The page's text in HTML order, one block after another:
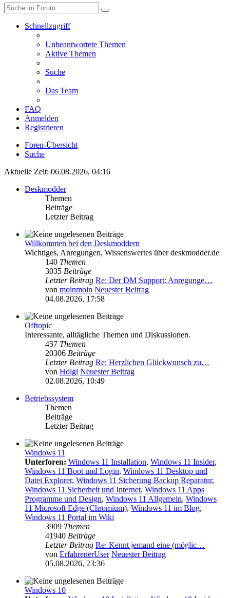
Schnellzugriff
Unbeantwortete Themen
Aktive Themen
Suche
Das Team
FAQ
Anmelden
Registrieren
Foren-Übersicht
Suche
Aktuelle Zeit: 06.08.2026, 04:16
Deskmodder
Themen
Beiträge
Letzter Beitrag
Willkommen bei den Deskmoddern
Wichtiges, Anregungen, Wissenswertes über deskmodder.de
140 Themen
3035 Beiträge
Letzter Beitrag Re: Der DM Support: Anregunge…
von moinmoin Neuester Beitrag
04.08.2026, 17:58
Offtopic
Interessante, alltägliche Themen und Diskussionen.
457 Themen
20306 Beiträge
Letzter Beitrag Re: Herzlichen Glückwunsch zu…
von Holgi Neuester Beitrag
02.08.2026, 10:49
Betriebssystem
Themen
Beiträge
Letzter Beitrag
Windows 11
Unterforen: Windows 11 Installation, Windows 11 Insider,
Windows 11 Boot und Login, Windows 11 Desktop und
Datei Explorer, Windows 11 Sicherung Backup Reparatur,
Windows 11 Sicherheit und Internet, Windows 11 Apps
Programme und Design, Windows 11 Allgemein, Windows
11 Microsoft Edge (Chromium), Windows 11 im Blog,
Windows 11 Portal im Wiki
3909 Themen
41940 Beiträge
Letzter Beitrag Re: Kennt jemand eine (möglic…
von ErfahrenerUser Neuester Beitrag
05.08.2026, 23:36
Windows 10